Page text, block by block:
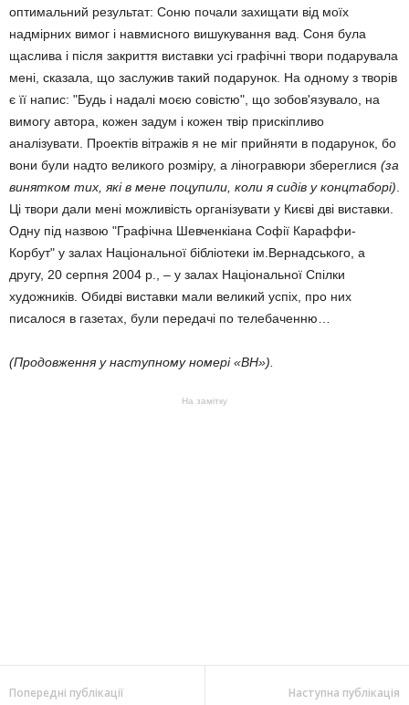
оптимальний результат: Соню почали захищати від моїх
надмірних вимог і навмисного вишукування вад. Соня була
щаслива і після закриття виставки усі графічні твори подарувала
мені, сказала, що заслужив такий подарунок. На одному з творів
є її напис: "Будь і надалі моєю совістю", що зобов'язувало, на
вимогу автора, кожен задум і кожен твір прискіпливо
аналізувати. Проектів вітражів я не міг прийняти в подарунок, бо
вони були надто великого розміру, а ліногравюри збереглися (за
винятком тих, які в мене поцупили, коли я сидів у концтаборі)
Ці твори дали мені можливість організувати у Києві дві виставки.
Одну під назвою "Графічна Шевченкіана Софії Караффи-
Корбут" у залах Національної бібліотеки ім.Вернадського, а
другу, 20 серпня 2004 р., – у залах Національної Спілки
художників. Обидві виставки мали великий успіх, про них
писалося в газетах, були передачі по телебаченню…
(Продовження у наступному номері «ВН»).
На замітку
Попередні публікації Наступна публікація